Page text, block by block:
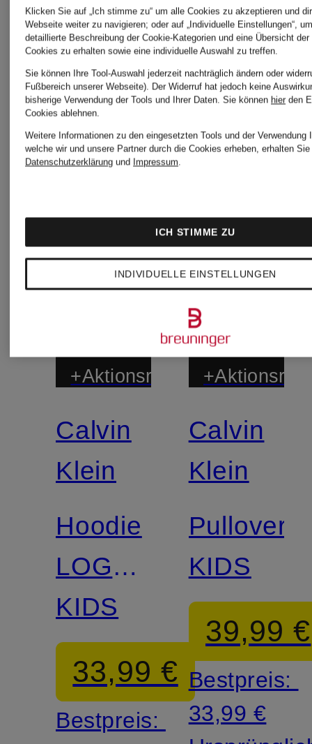
29,74 €
Ursprünglich:
79,90 €
+Aktionsrabatt
Calvin
Klein
Hoodie
LOGO
REG
KIDS
33,99 €
Bestpreis:
Calvin
Klein
Pullover
KIDS
39,99 €
Bestpreis:
33,99 €
Klicken Sie auf „Ich stimme zu“ um alle Cookies zu akzeptieren und
Webseite weiter zu navigieren; oder auf „Individuelle Einstellungen“,
detaillierte Beschreibung der Cookie-Kategorien und eine Übersicht
Cookies zu erhalten sowie eine individuelle Auswahl zu treffen.
Sie können Ihre Tool-Auswahl jederzeit nachträglich ändern oder
Fußbereich unserer Webseite). Der Widerruf hat jedoch keine
bisherige Verwendung der Tools und Ihrer Daten. Sie können hier den
Cookies ablehnen.
Weitere Informationen zu den eingesetzten Tools und der Verwendung
welche wir und unsere Partner durch die Cookies erheben, erhalten
Datenschutzerklärung und Impressum.
INDIVIDUELLE EINSTELLUNGEN
ICH STIMME ZU